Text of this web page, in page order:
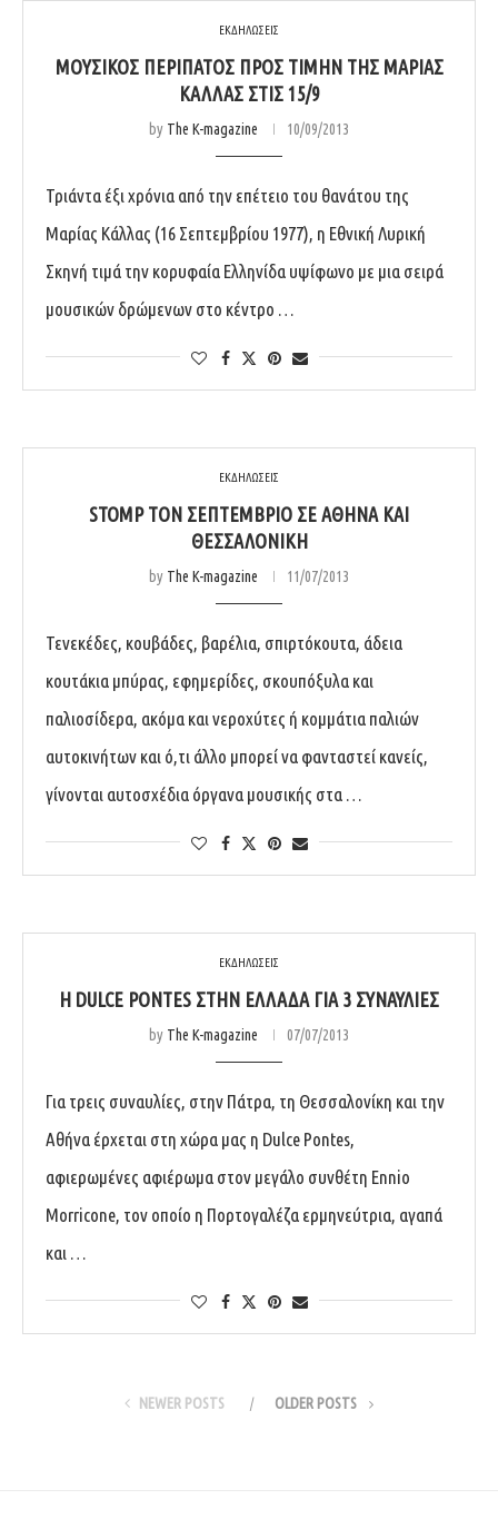
ΕΚΔΗΛΩΣΕΙΣ
ΜΟΥΣΙΚΌΣ ΠΕΡΊΠΑΤΟΣ ΠΡΟΣ ΤΙΜΉΝ ΤΗΣ ΜΑΡΊΑΣ
ΚΆΛΛΑΣ ΣΤΙΣ 15/9
by The K-magazine 10/09/2013
Τριάντα έξι χρόνια από την επέτειο του θανάτου της
Μαρίας Κάλλας (16 Σεπτεμβρίου 1977), η Εθνική Λυρική
Σκηνή τιμά την κορυφαία Ελληνίδα υψίφωνο με μια σειρά
μουσικών δρώμενων στο κέντρο …
ΕΚΔΗΛΩΣΕΙΣ
STOMP ΤΟΝ ΣΕΠΤΈΜΒΡΙΟ ΣΕ ΑΘΉΝΑ ΚΑΙ
ΘΕΣΣΑΛΟΝΊΚΗ
by The K-magazine 11/07/2013
Τενεκέδες, κουβάδες, βαρέλια, σπιρτόκουτα, άδεια
κουτάκια μπύρας, εφημερίδες, σκουπόξυλα και
παλιοσίδερα, ακόμα και νεροχύτες ή κομμάτια παλιών
αυτοκινήτων και ό,τι άλλο μπορεί να φανταστεί κανείς,
γίνονται αυτοσχέδια όργανα μουσικής στα …
ΕΚΔΗΛΩΣΕΙΣ
Η DULCE PONTES ΣΤΗΝ ΕΛΛΆΔΑ ΓΙΑ 3 ΣΥΝΑΥΛΊΕΣ
by The K-magazine 07/07/2013
Για τρεις συναυλίες, στην Πάτρα, τη Θεσσαλονίκη και την
Αθήνα έρχεται στη χώρα μας η Dulce Pontes,
αφιερωμένες αφιέρωμα στον μεγάλο συνθέτη Ennio
Morricone, τον οποίο η Πορτογαλέζα ερμηνεύτρια, αγαπά
και …
NEWER POSTS OLDER POSTS